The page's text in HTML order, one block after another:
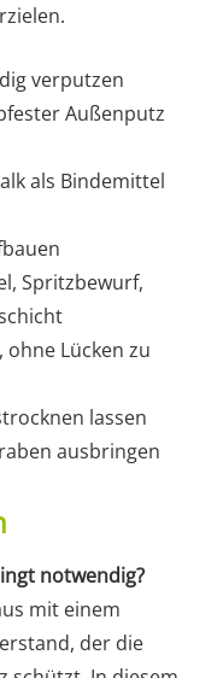
verputzen
Außenputz
als Bindemittel
Spritzbewurf,
Lücken zu
lassen
ausbringen
notwendig?
mit einem
der die